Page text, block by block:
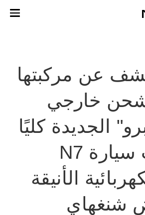
عن مركبتها
بشحن خارجي
الجديدة كليًا
إلى جانب سيارة N7
الأنيقة
شنغهاي